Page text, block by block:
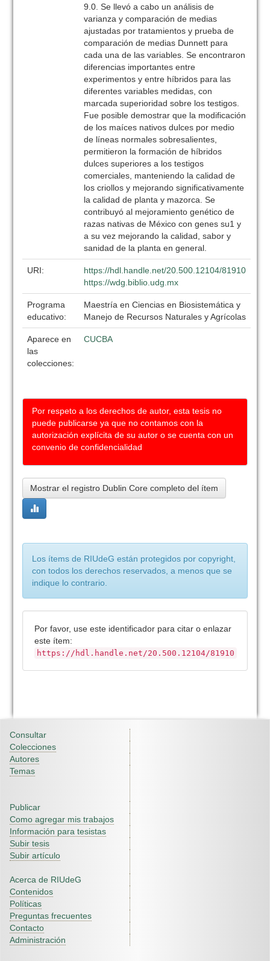
9.0. Se llevó a cabo un análisis de
varianza y comparación de medias
ajustadas por tratamientos y prueba de
comparación de medias Dunnett para
cada una de las variables. Se encontraron
diferencias importantes entre
experimentos y entre híbridos para las
diferentes variables medidas, con
marcada superioridad sobre los testigos.
Fue posible demostrar que la modificación
de los maíces nativos dulces por medio
de líneas normales sobresalientes,
permitieron la formación de híbridos
dulces superiores a los testigos
comerciales, manteniendo la calidad de
los criollos y mejorando significativamente
la calidad de planta y mazorca. Se
contribuyó al mejoramiento genético de
razas nativas de México con genes su1 y
a su vez mejorando la calidad, sabor y
sanidad de la planta en general.
URI:
https://hdl.handle.net/20.500.12104/81910
https://wdg.biblio.udg.mx
Programa
educativo:
Maestría en Ciencias en Biosistemática y
Manejo de Recursos Naturales y Agrícolas
Aparece en
las
colecciones:
CUCBA
Por respeto a los derechos de autor, esta tesis no
puede publicarse ya que no contamos con la
autorización explícita de su autor o se cuenta con un
convenio de confidencialidad
Mostrar el registro Dublin Core completo del ítem
Los ítems de RIUdeG están protegidos por copyright,
con todos los derechos reservados, a menos que se
indique lo contrario.
Por favor, use este identificador para citar o enlazar
este ítem:
https://hdl.handle.net/20.500.12104/81910
Consultar
Colecciones
Autores
Temas
Publicar
Como agregar mis trabajos
Información para tesistas
Subir tesis
Subir artículo
Acerca de RIUdeG
Contenidos
Políticas
Preguntas frecuentes
Contacto
Administración